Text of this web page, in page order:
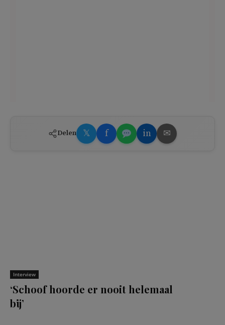
Delen 𝕏 f in ✉
Interview
‘Schoof hoorde er nooit helemaal
bij’